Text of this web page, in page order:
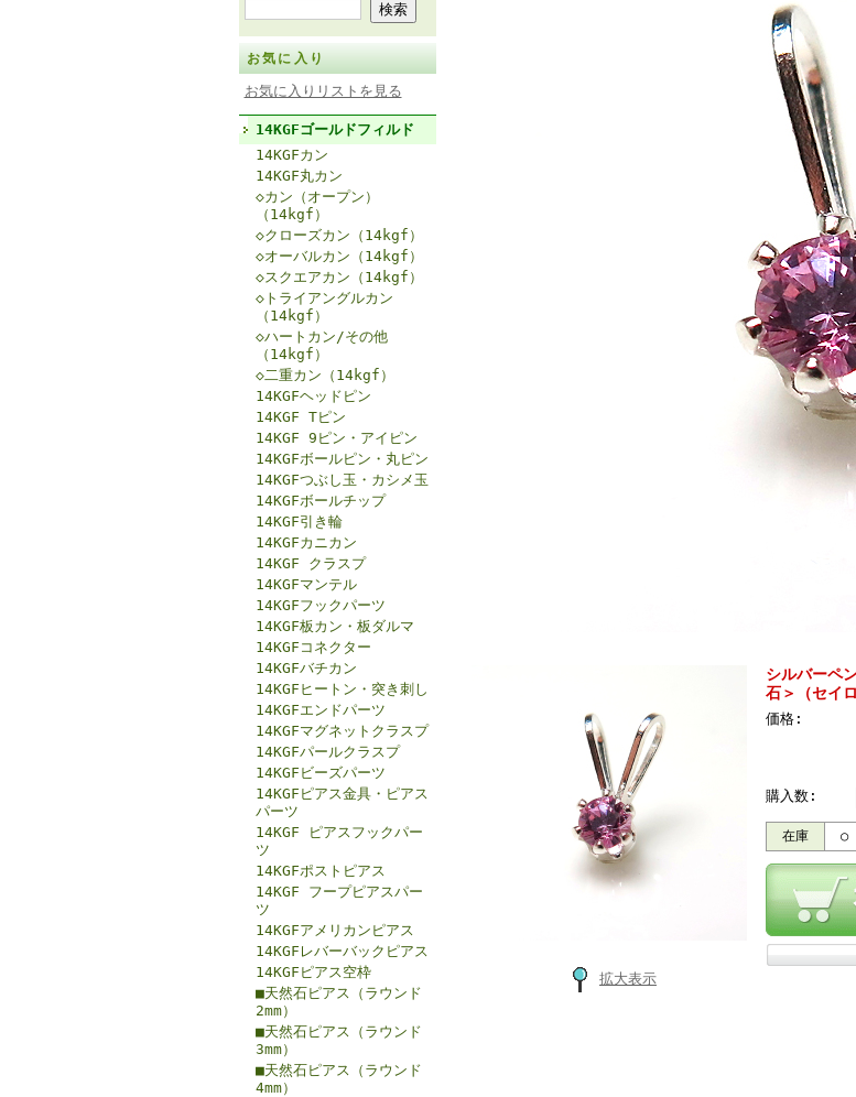
お気に入り
お気に入りリストを見る
14KGFゴールドフィルド
14KGFカン
14KGF丸カン
◇カン（オープン）
（14kgf）
◇クローズカン（14kgf）
◇オーバルカン（14kgf）
◇スクエアカン（14kgf）
◇トライアングルカン
（14kgf）
◇ハートカン/その他
（14kgf）
◇二重カン（14kgf）
14KGFヘッドピン
14KGF Tピン
14KGF 9ピン・アイピン
14KGFボールピン・丸ピン
14KGFつぶし玉・カシメ玉
14KGFボールチップ
14KGF引き輪
14KGFカニカン
14KGF クラスプ
14KGFマンテル
14KGFフックパーツ
14KGF板カン・板ダルマ
14KGFコネクター
14KGFバチカン
14KGFヒートン・突き刺し
14KGFエンドパーツ
14KGFマグネットクラスプ
14KGFパールクラスプ
14KGFビーズパーツ
14KGFピアス金具・ピアス
パーツ
14KGF ピアスフックパー
ツ
14KGFポストピアス
14KGF フープピアスパー
ツ
14KGFアメリカンピアス
14KGFレバーバックピアス
14KGFピアス空枠
■天然石ピアス（ラウンド
2mm）
■天然石ピアス（ラウンド
3mm）
■天然石ピアス（ラウンド
4mm）
拡大表示
シルバーペ
石＞（セイ
価格:
購入数:
在庫 ○